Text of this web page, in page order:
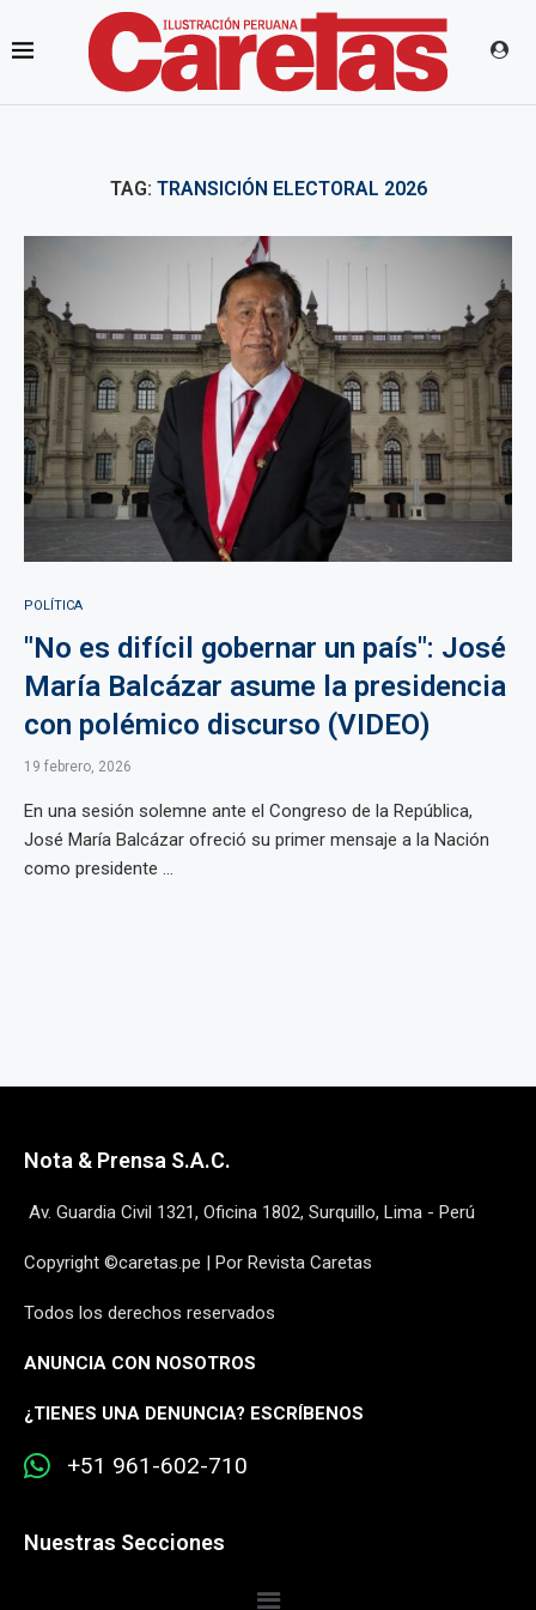
TAG: TRANSICIÓN ELECTORAL 2026
POLÍTICA
"No es difícil gobernar un país": José
María Balcázar asume la presidencia
con polémico discurso (VIDEO)
19 febrero, 2026
En una sesión solemne ante el Congreso de la República,
José María Balcázar ofreció su primer mensaje a la Nación
como presidente ...
Nota & Prensa S.A.C.
Av. Guardia Civil 1321, Oficina 1802, Surquillo, Lima - Perú
Copyright ©caretas.pe | Por Revista Caretas
Todos los derechos reservados
ANUNCIA CON NOSOTROS
¿TIENES UNA DENUNCIA? ESCRÍBENOS
+51 961-602-710
Nuestras Secciones